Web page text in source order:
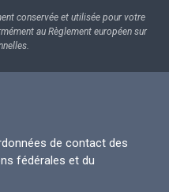
conservée et utilisée pour votre
au Règlement européen sur
de contact des
fédérales et du